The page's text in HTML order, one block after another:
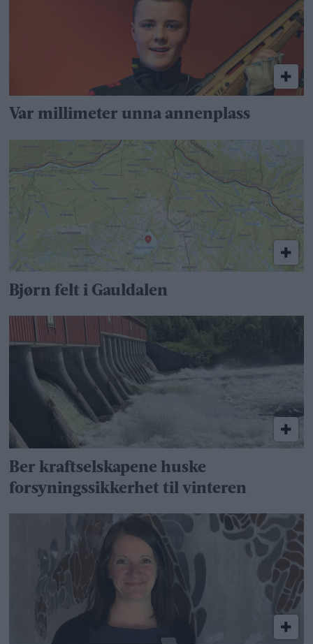
Var millimeter unna annenplass
Bjørn felt i Gauldalen
Ber kraftselskapene huske
forsyningssikkerhet til vinteren